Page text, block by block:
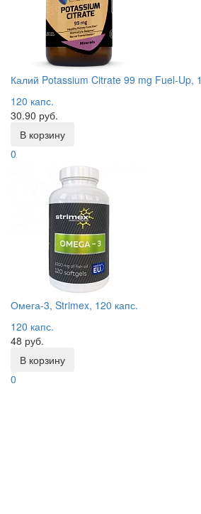
Калий Potassium Citrate 99 mg Fuel-Up,
120 капс.
30.90 руб.
В корзину
0
Омега-3, Strimex, 120 капс.
120 капс.
48 руб.
В корзину
0